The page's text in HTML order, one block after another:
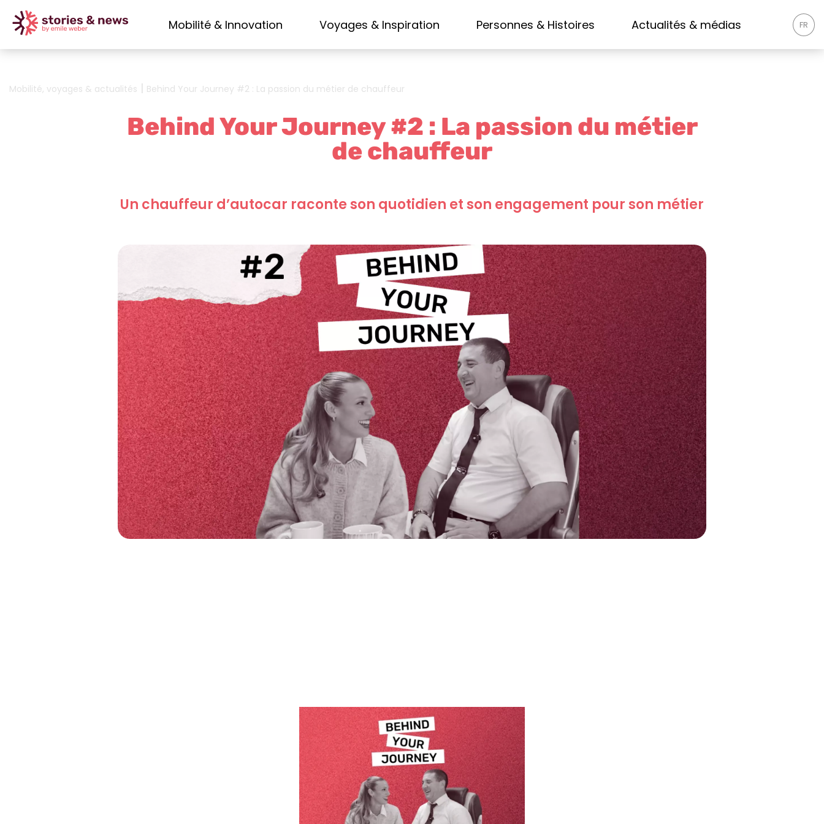
Mobilité & Innovation Voyages & Inspiration Personnes & Histoires Actualités & médias FR
Mobilité, voyages & actualités | Behind Your Journey #2 : La passion du métier de chauffeur
Behind Your Journey #2 : La passion du métier
de chauffeur
Un chauffeur d’autocar raconte son quotidien et son engagement pour son métier